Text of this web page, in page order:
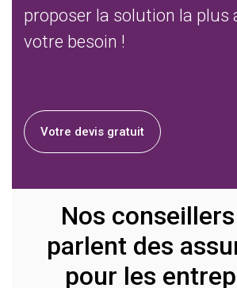
proposer la solution la plus
votre besoin !
Votre devis gratuit
Nos
parlent des
pour les